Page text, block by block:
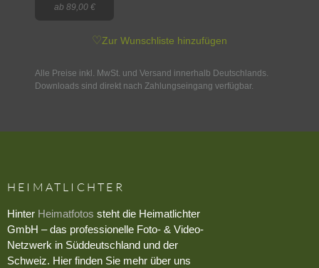
ab 89,00 €
♡Zur Wunschliste hinzufügen
Alle Preise inkl. MwSt. und Versand innerhalb Deutschlands.
Downloads sind direkt nach Zahlungseingang verfügbar.
HEIMATLICHTER
Hinter Heimatfotos steht die Heimatlichter
GmbH – das professionelle Foto- & Video-
Netzwerk in Süddeutschland und der
Schweiz. Hier finden Sie mehr über uns